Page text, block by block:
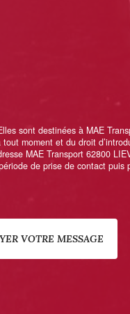
sont destinées à MAE
moment et du droit
MAE Transport 62800
de prise de contact
VOTRE MESSAGE